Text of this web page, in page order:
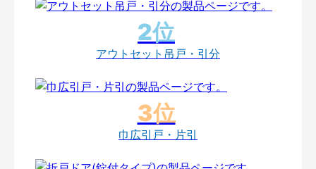
アウトセット吊戸・引分
巾広引戸・片引